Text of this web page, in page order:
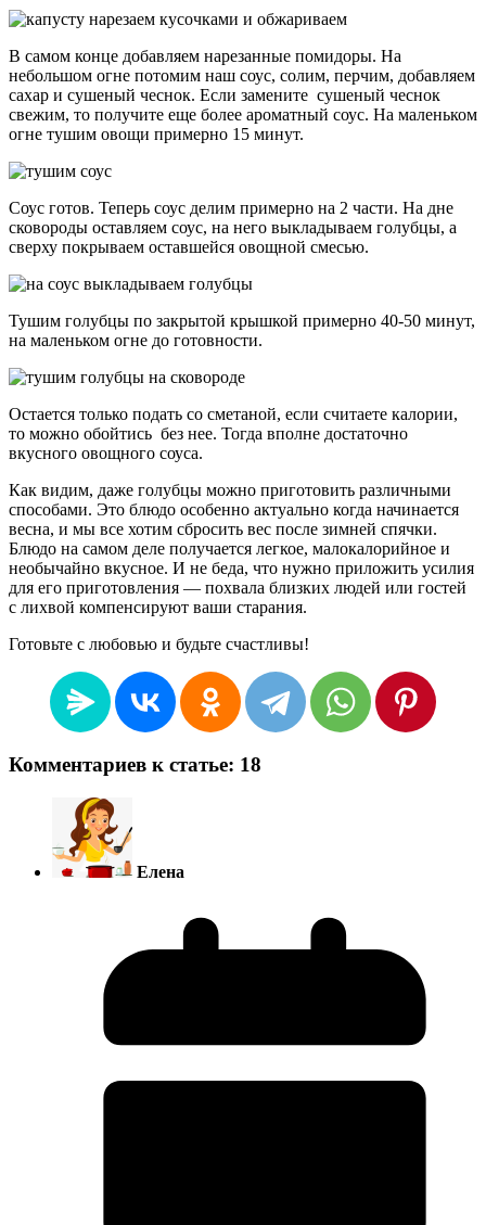
В самом конце добавляем нарезанные помидоры. На
небольшом огне потомим наш соус, солим, перчим, добавляем
сахар и сушеный чеснок. Если замените сушеный чеснок
свежим, то получите еще более ароматный соус. На маленьком
огне тушим овощи примерно 15 минут.
Соус готов. Теперь соус делим примерно на 2 части. На дне
сковороды оставляем соус, на него выкладываем голубцы, а
сверху покрываем оставшейся овощной смесью.
Тушим голубцы по закрытой крышкой примерно 40-50 минут,
на маленьком огне до готовности.
Остается только подать со сметаной, если считаете калории,
то можно обойтись без нее. Тогда вполне достаточно
вкусного овощного соуса.
Как видим, даже голубцы можно приготовить различными
способами. Это блюдо особенно актуально когда начинается
весна, и мы все хотим сбросить вес после зимней спячки.
Блюдо на самом деле получается легкое, малокалорийное и
необычайно вкусное. И не беда, что нужно приложить усилия
для его приготовления — похвала близких людей или гостей
с лихвой компенсируют ваши старания.
Готовьте с любовью и будьте счастливы!
Комментариев к статье: 18
Елена